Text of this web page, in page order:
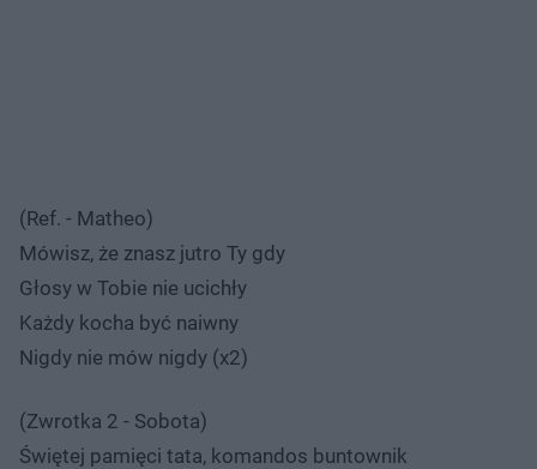
(Ref. - Matheo)
Mówisz, że znasz jutro Ty gdy
Głosy w Tobie nie ucichły
Każdy kocha być naiwny
Nigdy nie mów nigdy (x2)
(Zwrotka 2 - Sobota)
Świętej pamięci tata, komandos buntownik